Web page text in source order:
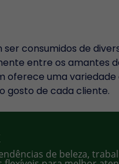
consumidos de
entre os amantes
oferece uma
gosto de cada cliente.
de beleza,